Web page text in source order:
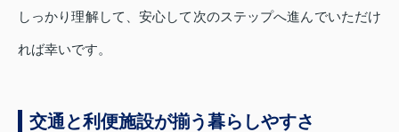
しっかり理解して、安心して次のステップへ進んでいただけ
れば幸いです。
交通と利便施設が揃う暮らしやすさ